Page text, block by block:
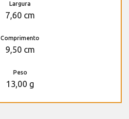
Largura
7,60 cm
Comprimento
9,50 cm
Peso
13,00 g